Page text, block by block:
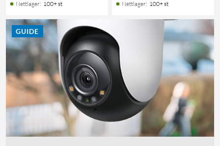
Nettlager: 100+ st Nettlager: 100+ st
GUIDE